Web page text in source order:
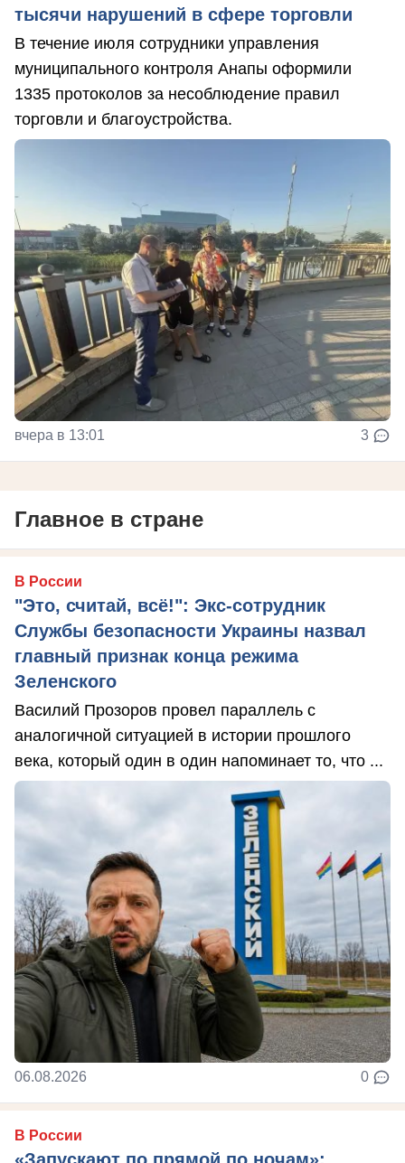
тысячи нарушений в сфере торговли
В течение июля сотрудники управления
муниципального контроля Анапы оформили
1335 протоколов за несоблюдение правил
торговли и благоустройства.
вчера в 13:01 3
Главное в стране
В России
"Это, считай, всё!": Экс-сотрудник
Службы безопасности Украины назвал
главный признак конца режима
Зеленского
Василий Прозоров провел параллель с
аналогичной ситуацией в истории прошлого
века, который один в один напоминает то, что ...
06.08.2026 0
В России